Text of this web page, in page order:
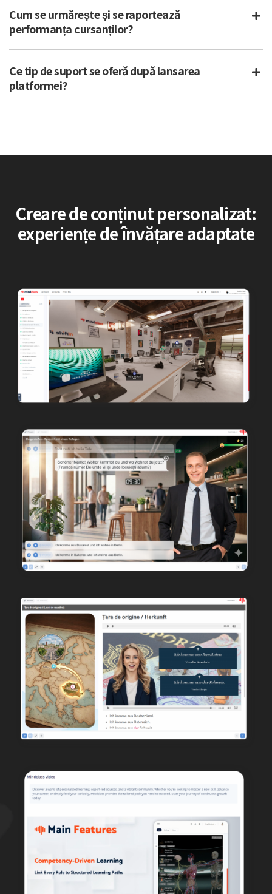
Cum se urmărește și se raportează
performanța cursanților?
Ce tip de suport se oferă după lansarea
platformei?
Creare de conținut personalizat:
experiențe de învățare adaptate